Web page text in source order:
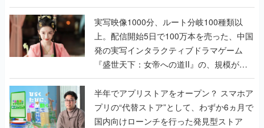
『TATSUJIN EXTREME』で初タッグを組
んだレジェンド2人に訊く開発秘話
実写映像1000分、ルート分岐100種類以
上。配信開始5日で100万本を売った、中国
発の実写インタラクティブドラマゲーム
『盛世天下：女帝への道II』の、規模が違
うこだわりをプロデューサーに聞いた
半年でアプリストアをオープン？ スマホア
プリの“代替ストア”として、わずか6ヵ月で
国内向けローンチを行った発見型ストア